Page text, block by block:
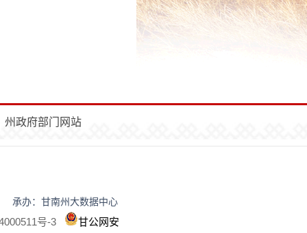
州政府部门网站
承办：甘南州大数据中心
号-3 甘公网安